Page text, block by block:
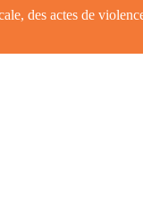
des actes de